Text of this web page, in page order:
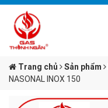
Trang chủ Sản phẩm
NASONAL INOX 150